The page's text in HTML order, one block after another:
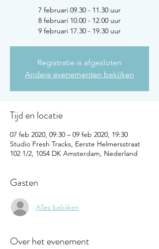
7 februari 09.30 - 11.30 uur
8 februari 10.00 - 12.00 uur
9 februari 17.30 - 19.30 uur
Registratie is afgesloten
Andere evenementen bekijken
Tijd en locatie
07 feb 2020, 09:30 – 09 feb 2020, 19:30
Studio Fresh Tracks, Eerste Helmersstraat
102 1/2, 1054 DK Amsterdam, Nederland
Gasten
Alles bekijken
Over het evenement